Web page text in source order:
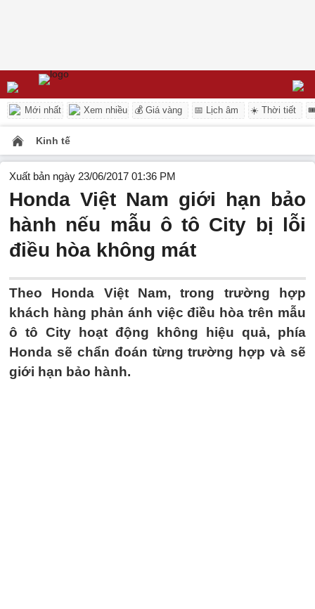
Mới nhất Xem nhiều 💰 Giá vàng 📅 Lịch âm ☀️ Thời tiết
Kinh tế
Xuất bản ngày 23/06/2017 01:36 PM
Honda Việt Nam giới hạn bảo
hành nếu mẫu ô tô City bị lỗi
điều hòa không mát
Theo Honda Việt Nam, trong trường hợp
khách hàng phản ánh việc điều hòa trên mẫu
ô tô City hoạt động không hiệu quả, phía
Honda sẽ chẩn đoán từng trường hợp và sẽ
giới hạn bảo hành.